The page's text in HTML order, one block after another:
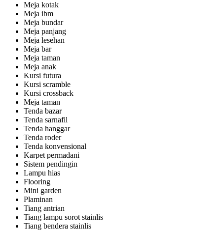
Meja kotak
Meja ibm
Meja bundar
Meja panjang
Meja lesehan
Meja bar
Meja taman
Meja anak
Kursi futura
Kursi scramble
Kursi crossback
Meja taman
Tenda bazar
Tenda sarnafil
Tenda hanggar
Tenda roder
Tenda konvensional
Karpet permadani
Sistem pendingin
Lampu hias
Flooring
Mini garden
Plaminan
Tiang antrian
Tiang lampu sorot stainlis
Tiang bendera stainlis